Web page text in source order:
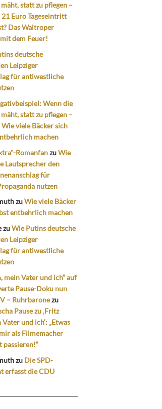
statt zu pflegen –
21 Euro Tageseintritt
Das Waltroper
dem Feuer!
deutsche
Leipziger
für antiwestliche
Wenn die
statt zu pflegen –
Wie viele Bäcker sich
machen
RomanfanzuWie
Lautsprecher den
für
nutzen
zuWie viele Bäcker
entbehrlich machen
zuWie Putins deutsche
Leipziger
für antiwestliche
mein Vater und ich“ auf
Pause-Doku nun
– Ruhrbaronezu
Pause zu ‚Fritz
und ich‘: „Etwas
als Filmemacher
zu Die SPD-
erfasst die CDU